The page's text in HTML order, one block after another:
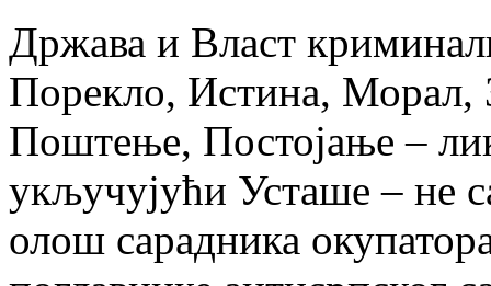
Држава и Власт
Порекло, Истина, Морал,
Поштење, Постојање –
укључујући Усташе – не
олош сарадника